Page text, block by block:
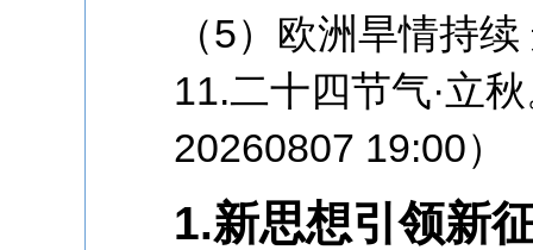
（5）欧洲旱情持
11.二十四节气·立
20260807 19:00）
1.新思想引领新